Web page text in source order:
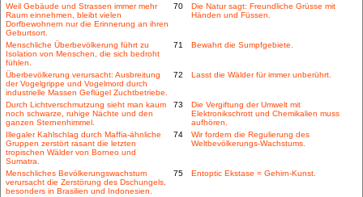
Weil Gebäude und Strassen immer mehr
Raum einnehmen, bleibt vielen
Dorfbewohnern nur die Erinnerung an ihren
Geburtsort.
70
Die Natur sagt: Freundliche Grüsse mit
Händen und Füssen.
Menschliche Überbevölkerung führt zu
Isolation von Menschen, die sich bedroht
fühlen.
71 Bewahrt die Sumpfgebiete.
Überbevölkerung verursacht: Ausbreitung
der Vogelgrippe und Vogelmord durch
industrielle Massen Geflügel Zuchtbetriebe.
72 Lasst die Wälder für immer unberührt.
Durch Lichtverschmutzung sieht man kaum
noch schwarze, ruhige Nächte und den
ganzen Sternenhimmel.
73
Die Vergiftung der Umwelt mit
Elektronikschrott und Chemikalien muss
aufhören.
Illegaler Kahlschlag durch Maffia-ähnliche
Gruppen zerstört rasant die letzten
tropischen Wälder von Borneo und
Sumatra.
74
Wir fordern die Regulierung des
Weltbevölkerungs-Wachstums.
Menschliches Bevölkerungswachstum
verursacht die Zerstörung des Dschungels,
besonders in Brasilien und Indonesien.
75 Entoptic Ekstase = Gehirn-Kunst.